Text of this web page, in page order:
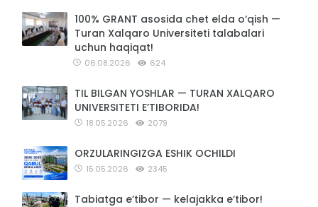
100% GRANT asosida chet elda o‘qish —
Turan Xalqaro Universiteti talabalari
uchun haqiqat!
06.08.2026 624
TIL BILGAN YOSHLAR — TURAN XALQARO
UNIVERSITETI E’TIBORIDA!
18.05.2026 2079
ORZULARINGIZGA ESHIK OCHILDI
15.05.2026 2345
Tabiatga e’tibor — kelajakka e’tibor!